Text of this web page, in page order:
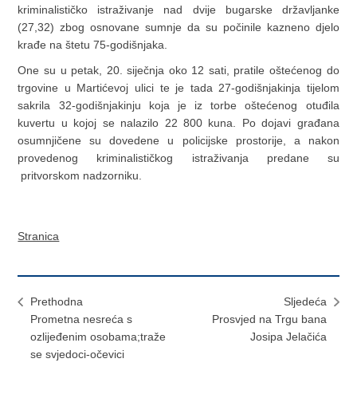
kriminalističko istraživanje nad dvije bugarske državljanke
(27,32) zbog osnovane sumnje da su počinile kazneno djelo
krađe na štetu 75-godišnjaka.
One su u petak, 20. siječnja oko 12 sati, pratile oštećenog do
trgovine u Martićevoj ulici te je tada 27-godišnjakinja tijelom
sakrila 32-godišnjakinju koja je iz torbe oštećenog otuđila
kuvertu u kojoj se nalazilo 22 800 kuna. Po dojavi građana
osumnjičene su dovedene u policijske prostorije, a nakon
provedenog kriminalističkog istraživanja predane su
pritvorskom nadzorniku.
Stranica
Prethodna
Prometna nesreća s
ozlijeđenim osobama;traže
se svjedoci-očevici
Sljedeća
Prosvjed na Trgu bana
Josipa Jelačića